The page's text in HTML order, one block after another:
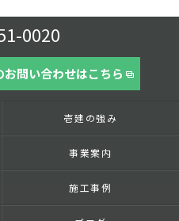
0020
お問い合わせはこちら
壱建の強み
事業案内
施工事例